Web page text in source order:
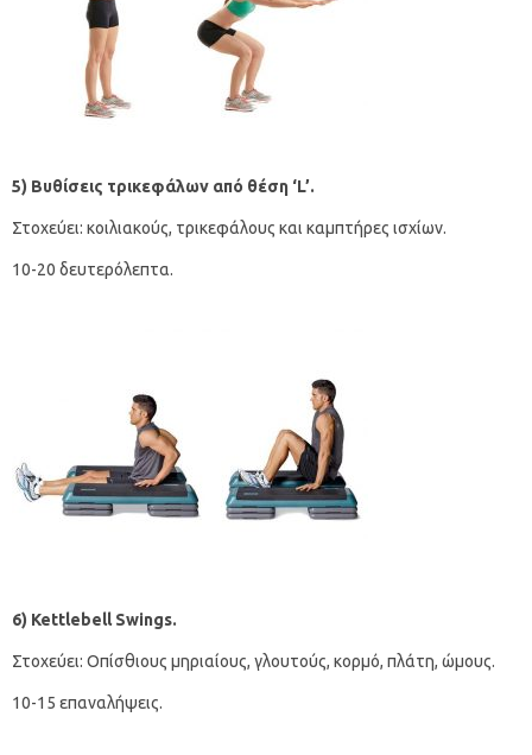
5) Βυθίσεις τρικεφάλων από θέση ‘L’.
Στοχεύει: κοιλιακούς, τρικεφάλους και καμπτήρες ισχίων.
10-20 δευτερόλεπτα.
6) Kettlebell Swings.
Στοχεύει: Οπίσθιους μηριαίους, γλουτούς, κορμό, πλάτη, ώμους.
10-15 επαναλήψεις.